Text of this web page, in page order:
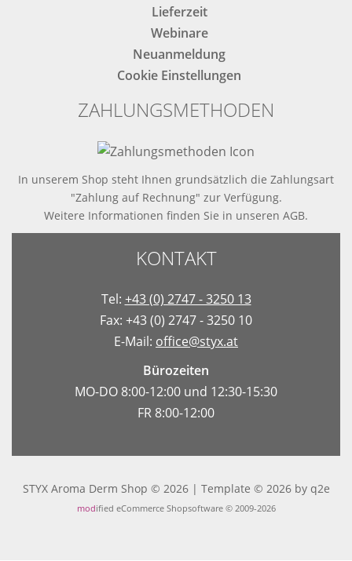
Lieferzeit
Webinare
Neuanmeldung
Cookie Einstellungen
ZAHLUNGSMETHODEN
In unserem Shop steht Ihnen grundsätzlich die Zahlungsart
"Zahlung auf Rechnung" zur Verfügung.
Weitere Informationen finden Sie in unseren AGB.
KONTAKT
Tel: +43 (0) 2747 - 3250 13
Fax: +43 (0) 2747 - 3250 10
E-Mail: office@styx.at
Bürozeiten
MO-DO 8:00-12:00 und 12:30-15:30
FR 8:00-12:00
STYX Aroma Derm Shop © 2026 | Template © 2026 by q2e
modified eCommerce Shopsoftware © 2009-2026